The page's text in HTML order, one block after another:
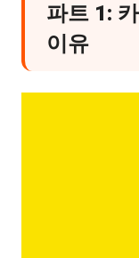
기기 변경 시
Tenorshare
파트 1:
이유